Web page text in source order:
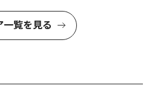
一覧を見る